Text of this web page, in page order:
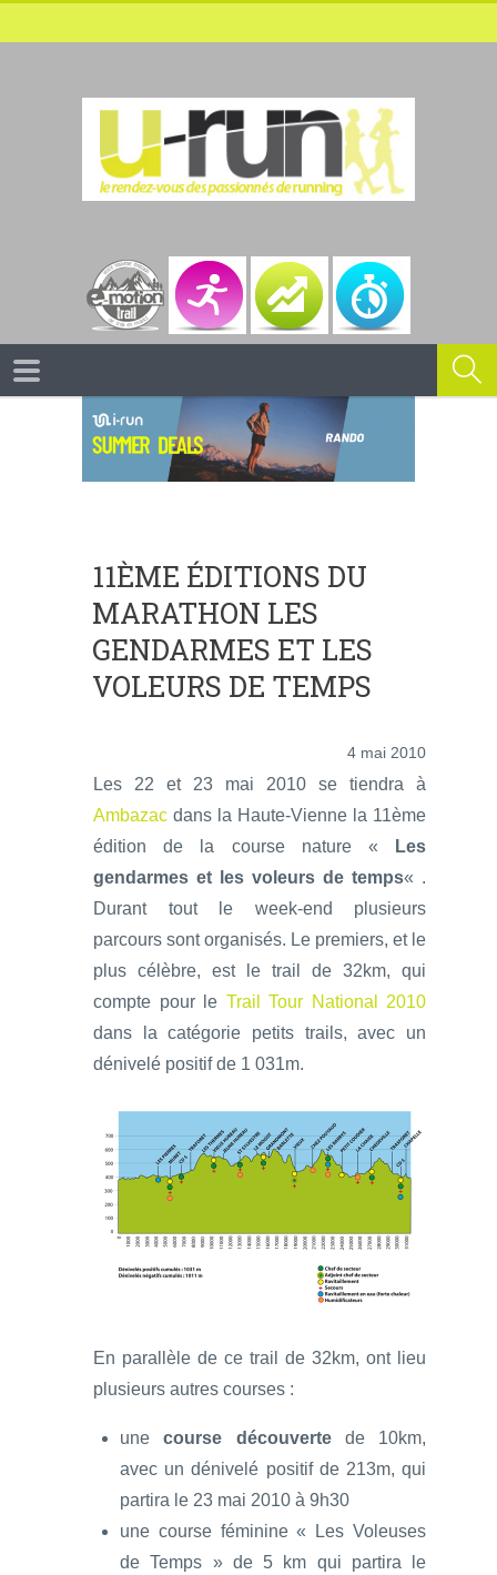
11ÈME ÉDITIONS DU
MARATHON LES
GENDARMES ET LES
VOLEURS DE TEMPS
4 mai 2010
Les 22 et 23 mai 2010 se tiendra à
Ambazac dans la Haute-Vienne la 11ème
édition de la course nature «
Les
gendarmes et les voleurs de temps« .
Durant tout le week-end plusieurs
parcours sont organisés. Le premiers, et le
plus célèbre, est le trail de 32km, qui
compte pour le Trail Tour National 2010
dans la catégorie petits trails, avec un
dénivelé positif de 1 031m.
En parallèle de ce trail de 32km, ont lieu
plusieurs autres courses :
unecourse découvertede 10km,
avec un dénivelé positif de 213m, qui
partira le 23 mai 2010 à 9h30
une course féminine « Les Voleuses
de Temps » de 5 km qui partira le